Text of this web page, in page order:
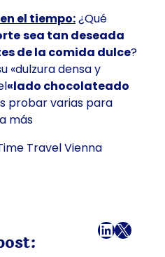
el tiempo:¿Qué
sea tan deseada
de la comida dulce?
«dulzura densa y
«lado chocolateado
probar varias para
más
Travel Vienna
Facebook
LinkedIn
X